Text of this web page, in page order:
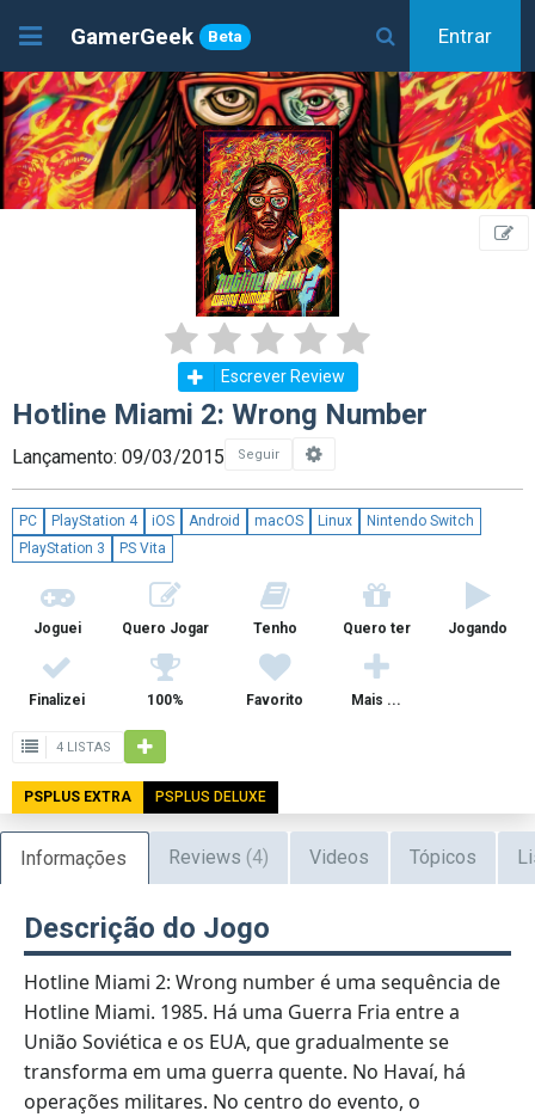
GamerGeek Beta Entrar
Escrever Review
Hotline Miami 2: Wrong Number
Lançamento: 09/03/2015 Seguir
PC PlayStation 4 iOS Android macOS Linux
Nintendo Switch
PlayStation 3
PS Vita
Joguei Quero Jogar Tenho Quero ter Jogando
Finalizei 100% Favorito Mais ...
4 LISTAS
PSPLUS EXTRA PSPLUS DELUXE
Informações Reviews (4) Videos Tópicos
Descrição do Jogo
Hotline Miami 2: Wrong number é uma sequência de
Hotline Miami. 1985. Há uma Guerra Fria entre a
União Soviética e os EUA, que gradualmente se
transforma em uma guerra quente. No Havaí, há
operações militares. No centro do evento, o